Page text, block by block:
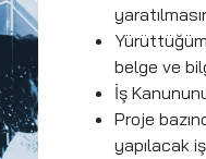
belge ve
İş
Proje
yapılacak